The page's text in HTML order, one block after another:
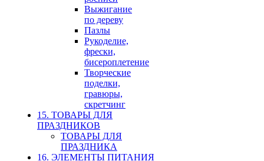
Выжигание
по дереву
Пазлы
Рукоделие,
фрески,
бисероплетение
Творческие
поделки,
гравюры,
скретчинг
15. ТОВАРЫ ДЛЯ
ПРАЗДНИКОВ
ТОВАРЫ ДЛЯ
ПРАЗДНИКА
16. ЭЛЕМЕНТЫ ПИТАНИЯ